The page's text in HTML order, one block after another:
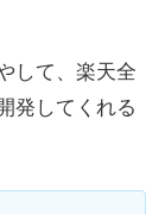
して、楽天全
発してくれる